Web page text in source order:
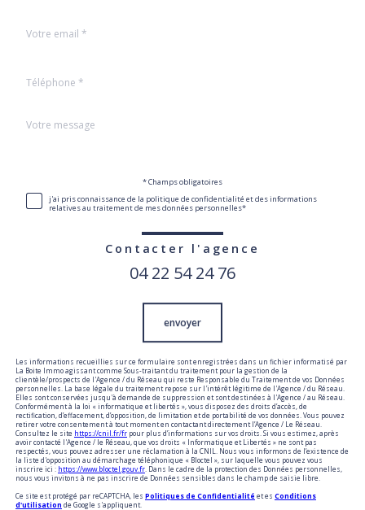
*
*
Fieldset
Message
*
* Champs obligatoires
j'ai pris connaissance de la politique de confidentialité et des informations
relatives au traitement de mes données personnelles*
Contacter l'agence
04 22 54 24 76
envoyer
Les informations recueillies sur ce formulaire sont enregistrées dans un fichier informatisé par
La Boite Immo agissant comme Sous-traitant du traitement pour la gestion de la
clientèle/prospects de l'Agence / du Réseau qui reste Responsable du Traitement de vos Données
personnelles. La base légale du traitement repose sur l'intérêt légitime de l'Agence / du Réseau.
Elles sont conservées jusqu'à demande de suppression et sont destinées à l'Agence / au Réseau.
Conformément à la loi « informatique et libertés », vous disposez des droits d’accès, de
rectification, d’effacement, d’opposition, de limitation et de portabilité de vos données. Vous pouvez
retirer votre consentement à tout moment en contactant directement l’Agence / Le Réseau.
Consultez le site https://cnil.fr/fr pour plus d’informations sur vos droits. Si vous estimez, après
avoir contacté l'Agence / le Réseau, que vos droits « Informatique et Libertés » ne sont pas
respectés, vous pouvez adresser une réclamation à la CNIL. Nous vous informons de l’existence de
la liste d'opposition au démarchage téléphonique « Bloctel », sur laquelle vous pouvez vous
inscrire ici : https://www.bloctel.gouv.fr . Dans le cadre de la protection des Données personnelles,
nous vous invitons à ne pas inscrire de Données sensibles dans le champ de saisie libre.
Ce site est protégé par reCAPTCHA, les Politiques de Confidentialité et es Conditions
d'utilisation de Google s'appliquent.